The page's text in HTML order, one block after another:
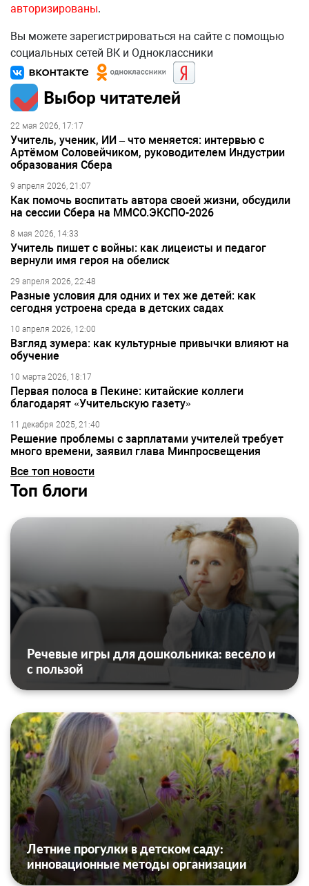
авторизированы.
Вы можете зарегистрироваться на сайте с помощью
социальных сетей ВК и Одноклассники
Выбор читателей
22 мая 2026, 17:17
Учитель, ученик, ИИ – что меняется: интервью с
Артёмом Соловейчиком, руководителем Индустрии
образования Сбера
9 апреля 2026, 21:07
Как помочь воспитать автора своей жизни, обсудили
на сессии Сбера на ММСО.ЭКСПО-2026
8 мая 2026, 14:33
Учитель пишет с войны: как лицеисты и педагог
вернули имя героя на обелиск
29 апреля 2026, 22:48
Разные условия для одних и тех же детей: как
сегодня устроена среда в детских садах
10 апреля 2026, 12:00
Взгляд зумера: как культурные привычки влияют на
обучение
10 марта 2026, 18:17
Первая полоса в Пекине: китайские коллеги
благодарят «Учительскую газету»
11 декабря 2025, 21:40
Решение проблемы с зарплатами учителей требует
много времени, заявил глава Минпросвещения
Все топ новости
Топ блоги
Речевые игры для дошкольника: весело и
с пользой
Летние прогулки в детском саду:
инновационные методы организации